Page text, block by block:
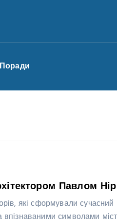
Поради
Павлом
які сформували
символами